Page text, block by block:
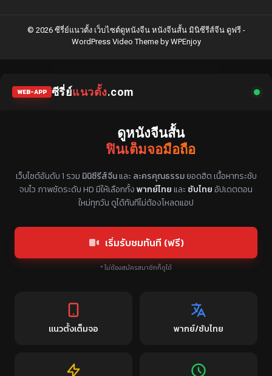
© 2026 ซีรี่ย์แนวตั้ง เว็บไซต์ดูหนังจีน หนังจีนสั้น มินิซีรีส์จีน ดูฟรี -
WordPress Video Themeby WPEnjoy
WEB-APP ซีรี่ย์แนวตั้ง.com
ดูหนังจีนสั้น
ฟินเต็มจอมือถือ
เว็บไซต์อันดับ 1 รวม มินิซีรีส์จีนและ ละครคุณธรรมยอดฮิต เนื้อหากระชับ
จบไว ภาพชัดระดับ HD มีให้เลือกทั้งพากย์ไทยและ ซับไทยอัปเดตตอน
ใหม่ทุกวัน ดูได้ทันทีไม่ต้องโหลดแอป
เริ่มรับชมทันที (ฟรี)
* ไม่ต้องสมัครสมาชิกก็ดูได้
แนวตั้งเต็มจอ พากย์/ซับไทย